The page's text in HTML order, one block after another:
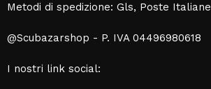
Metodi di spedizione: Gls, Poste Italiane
@Scubazarshop - P. IVA 04496980618
I nostri link social: